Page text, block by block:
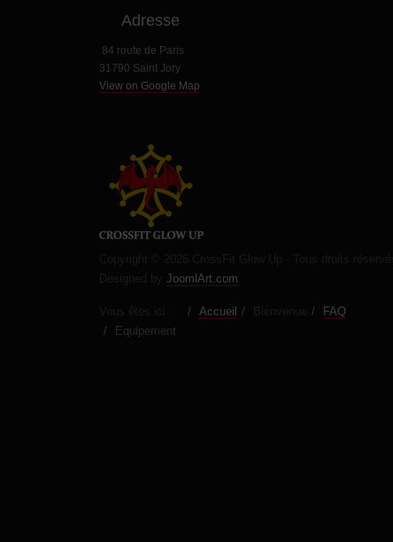
Adresse
84 route de Paris
31790 Saint Jory
View on Google Map
JoomlArt.com
Accueil
FAQ
Equipement